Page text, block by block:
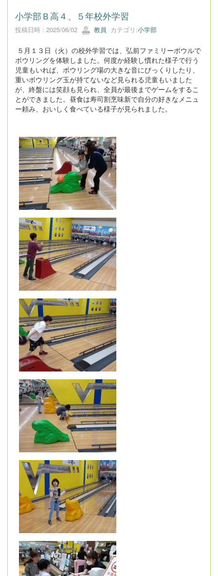
小学部Ｂ高４、５年校外学習
投稿日時 : 2025/06/02 教員 カテゴリ:小学部
５月１３日（火）の校外学習では、弘前ファミリーボウルで
ボウリングを体験しました。何度か経験し慣れた様子で行う
児童もいれば、ボウリング場の大きな音にびっくりしたり、
重いボウリング玉が持てないなど見られる児童もいました
が、終盤には笑顔も見られ、全員が最後までゲームをするこ
とができました。昼食は寿司割烹味新で自分の好きなメニュ
ー頼み、おいしく食べている様子が見られました。